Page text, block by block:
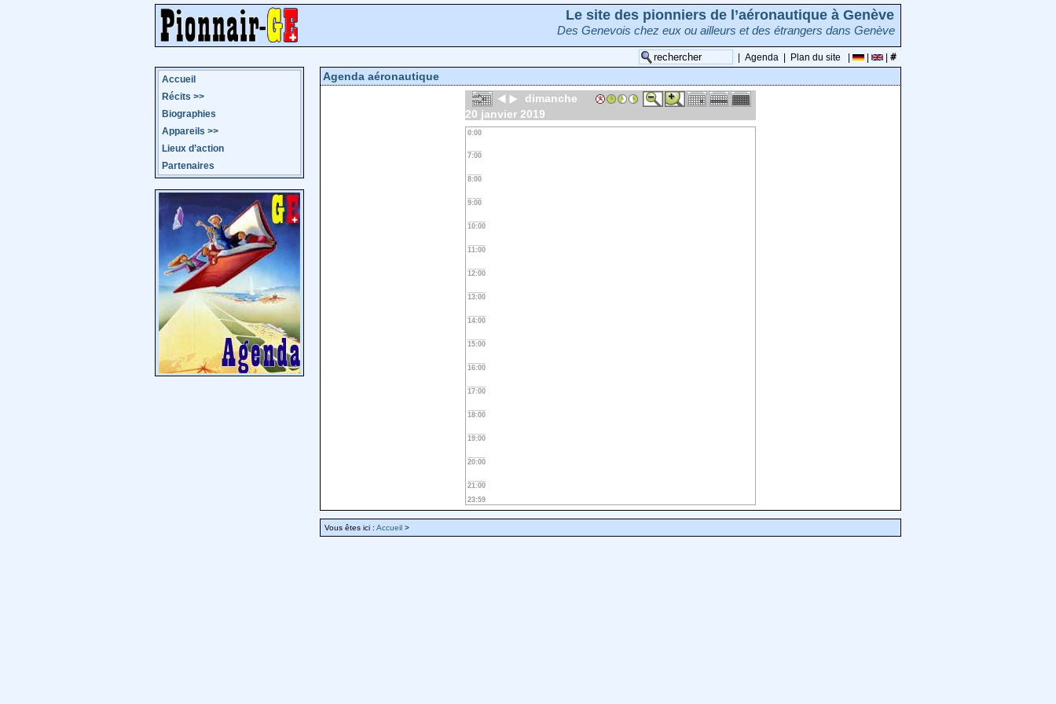
Le site des pionniers de l’aéronautique à Genève
Des Genevois chez eux ou ailleurs et des étrangers dans Genève
Agenda Plan du site
Accueil
Récits >>
Biographies
Appareils >>
Lieux d’action
Partenaires
Agenda aéronautique
dimanche
20 janvier 2019
0:00
7:00
8:00
9:00
10:00
11:00
12:00
13:00
14:00
15:00
16:00
17:00
18:00
19:00
20:00
21:00
23:59
Vous êtes ici : Accueil >